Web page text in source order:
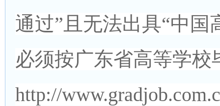
通过”且无法出具“中
必须按广东省高等学
http://